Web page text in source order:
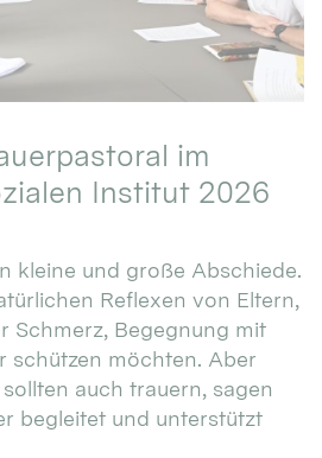
im
Institut 2026
kleine und große Abschiede.
Reflexen von Eltern,
Schmerz, Begegnung mit
schützen möchten. Aber
auch trauern, sagen
begleitet und unterstützt